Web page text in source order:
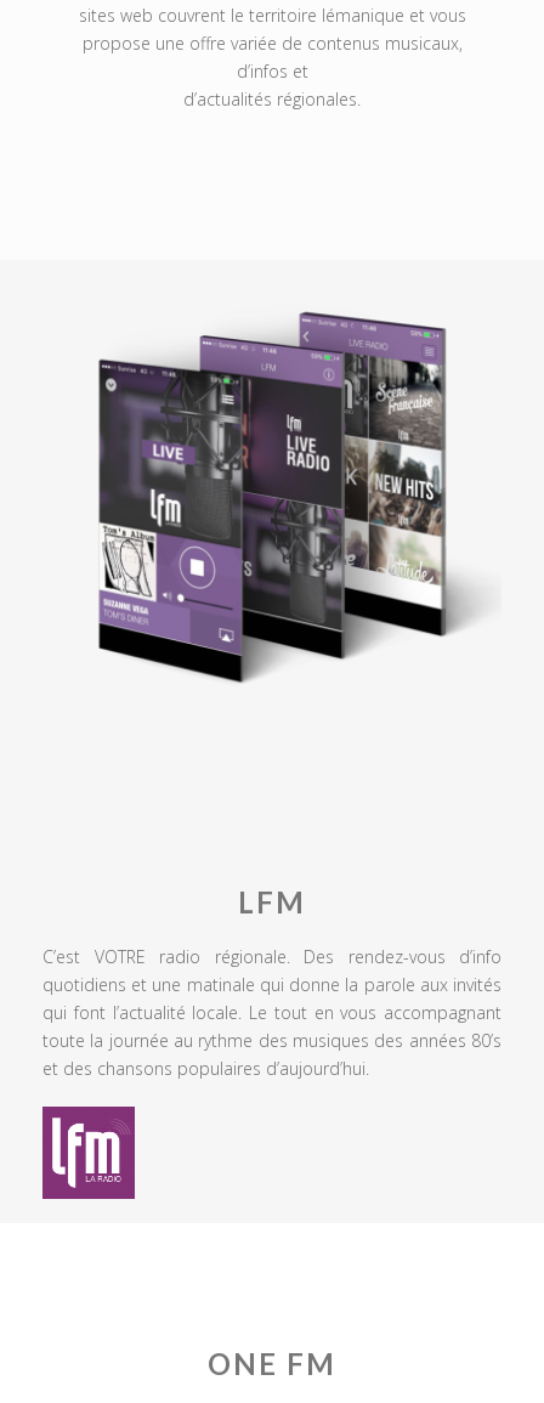
sites web couvrent le territoire lémanique et vous
propose une offre variée de contenus musicaux,
d’infos et
d’actualités régionales.
LFM
C’est VOTRE radio régionale. Des rendez-vous d’info
quotidiens et une matinale qui donne la parole aux invités
qui font l’actualité locale. Le tout en vous accompagnant
toute la journée au rythme des musiques des années 80’s
et des chansons populaires d’aujourd’hui.
ONE FM